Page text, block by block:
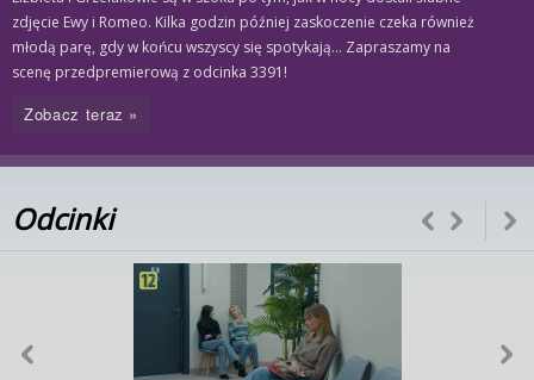
zdjęcie Ewy i Romeo. Kilka godzin później zaskoczenie czeka również
młodą parę, gdy w końcu wszyscy się spotykają… Zapraszamy na
scenę przedpremierową z odcinka 3391!
Zobacz teraz »
Odcinki